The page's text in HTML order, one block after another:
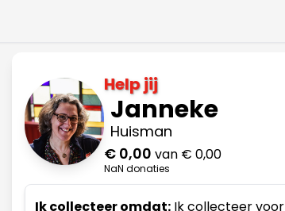
Help jij
Janneke
Huisman
€ 0,00 van € 0,00
NaN donaties
Ik collecteer omdat: Ik collecteer voor